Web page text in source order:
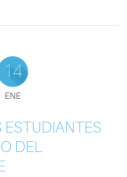
14
ENE
ESTUDIANTES
DEL